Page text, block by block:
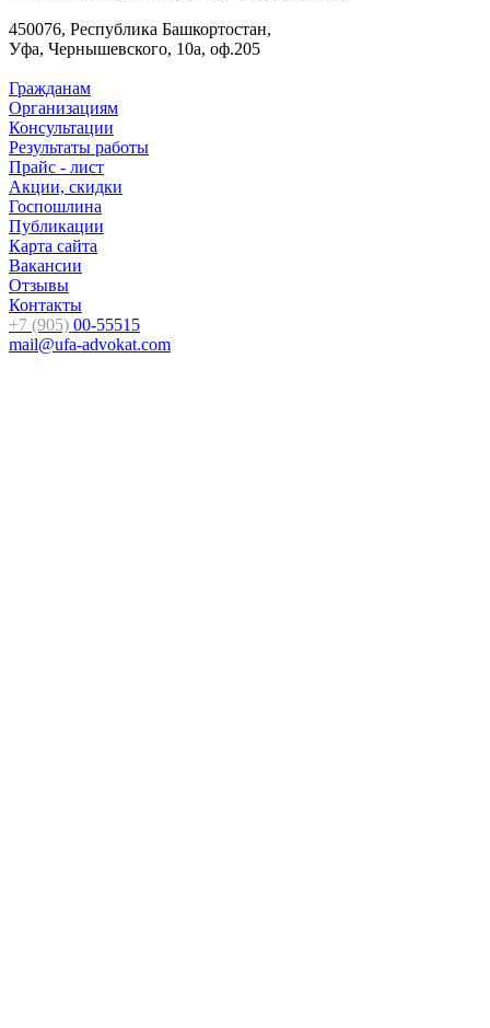
450076, Республика Башкортостан,
Уфа, Чернышевского, 10а, оф.205
Гражданам
Организациям
Консультации
Результаты работы
Прайс - лист
Акции, скидки
Госпошлина
Публикации
Карта сайта
Вакансии
Отзывы
Контакты
+7 (905) 00-55515
mail@ufa-advokat.com